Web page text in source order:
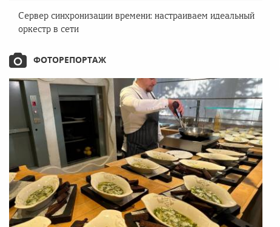
Сервер синхронизации времени: настраиваем идеальный
оркестр в сети
ФОТОРЕПОРТАЖ